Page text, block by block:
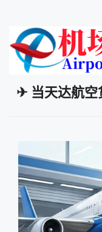
✈ 当天达航空